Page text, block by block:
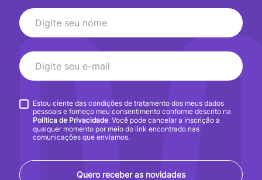
Quero receber as novidades
Estou ciente das condições de tratamento dos meus dados
pessoais e forneço meu consentimento conforme descrito na
Política de Privacidade. Você pode cancelar a inscrição a
qualquer momento por meio do link encontrado nas
comunicações que enviamos.